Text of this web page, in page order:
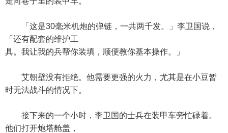
「这是30毫米机炮的弹链，一共两千发。」李卫国说，
「还有配套的维护工
具。我让我的兵帮你装填，顺便教你基本操作。」
艾朝壁没有拒绝。他需要更强的火力，尤其是在小豆暂
时无法战斗的情况下。
接下来的一个小时，李卫国的士兵在装甲车旁忙碌着。
他们打开炮塔舱盖，